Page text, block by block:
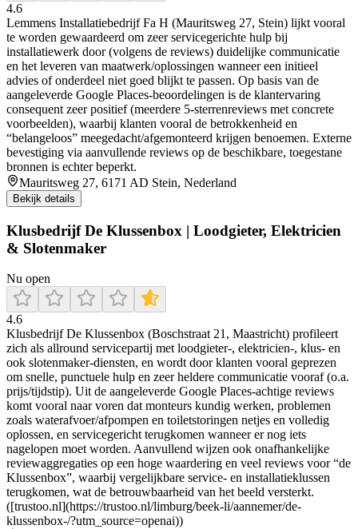
4.6
Lemmens Installatiebedrijf Fa H (Mauritsweg 27, Stein) lijkt vooral
te worden gewaardeerd om zeer servicegerichte hulp bij
installatiewerk door (volgens de reviews) duidelijke communicatie
en het leveren van maatwerk/oplossingen wanneer een initieel
advies of onderdeel niet goed blijkt te passen. Op basis van de
aangeleverde Google Places-beoordelingen is de klantervaring
consequent zeer positief (meerdere 5-sterrenreviews met concrete
voorbeelden), waarbij klanten vooral de betrokkenheid en
“belangeloos” meegedacht/afgemonteerd krijgen benoemen. Externe
bevestiging via aanvullende reviews op de beschikbare, toegestane
bronnen is echter beperkt.
Mauritsweg 27, 6171 AD Stein, Nederland
Bekijk details
Klusbedrijf De Klussenbox | Loodgieter, Elektricien
& Slotenmaker
Nu open
4.6
Klusbedrijf De Klussenbox (Boschstraat 21, Maastricht) profileert
zich als allround servicepartij met loodgieter-, elektricien-, klus- en
ook slotenmaker-diensten, en wordt door klanten vooral geprezen
om snelle, punctuele hulp en zeer heldere communicatie vooraf (o.a.
prijs/tijdstip). Uit de aangeleverde Google Places-achtige reviews
komt vooral naar voren dat monteurs kundig werken, problemen
zoals waterafvoer/afpompen en toiletstoringen netjes en volledig
oplossen, en servicegericht terugkomen wanneer er nog iets
nagelopen moet worden. Aanvullend wijzen ook onafhankelijke
reviewaggregaties op een hoge waardering en veel reviews voor “de
Klussenbox”, waarbij vergelijkbare service- en installatieklussen
terugkomen, wat de betrouwbaarheid van het beeld versterkt.
([trustoo.nl](https://trustoo.nl/limburg/beek-li/aannemer/de-
klussenbox-/?utm_source=openai))